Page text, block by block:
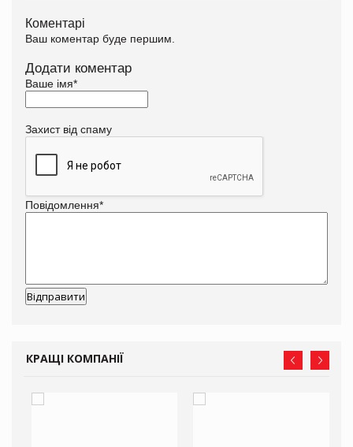
Коментарі
Ваш коментар буде першим.
Додати коментар
Ваше імя*
Захист від спаму
Повідомлення*
КРАЩІ КОМПАНІЇ